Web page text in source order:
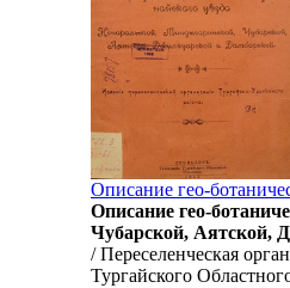
Описание гео-
Описание гео-
Чубарской, Аятской,
/ Переселенческая
Тургайского